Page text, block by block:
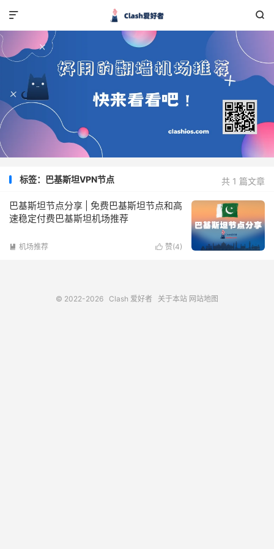


共 1 篇文章
标签：巴基斯坦VPN节点
巴基斯坦节点分享 | 免费巴基斯坦节点和高
速稳定付费巴基斯坦机场推荐
 赞(4)
 机场推荐
© 2022-2026 Clash 爱好者 关于本站 网站地图